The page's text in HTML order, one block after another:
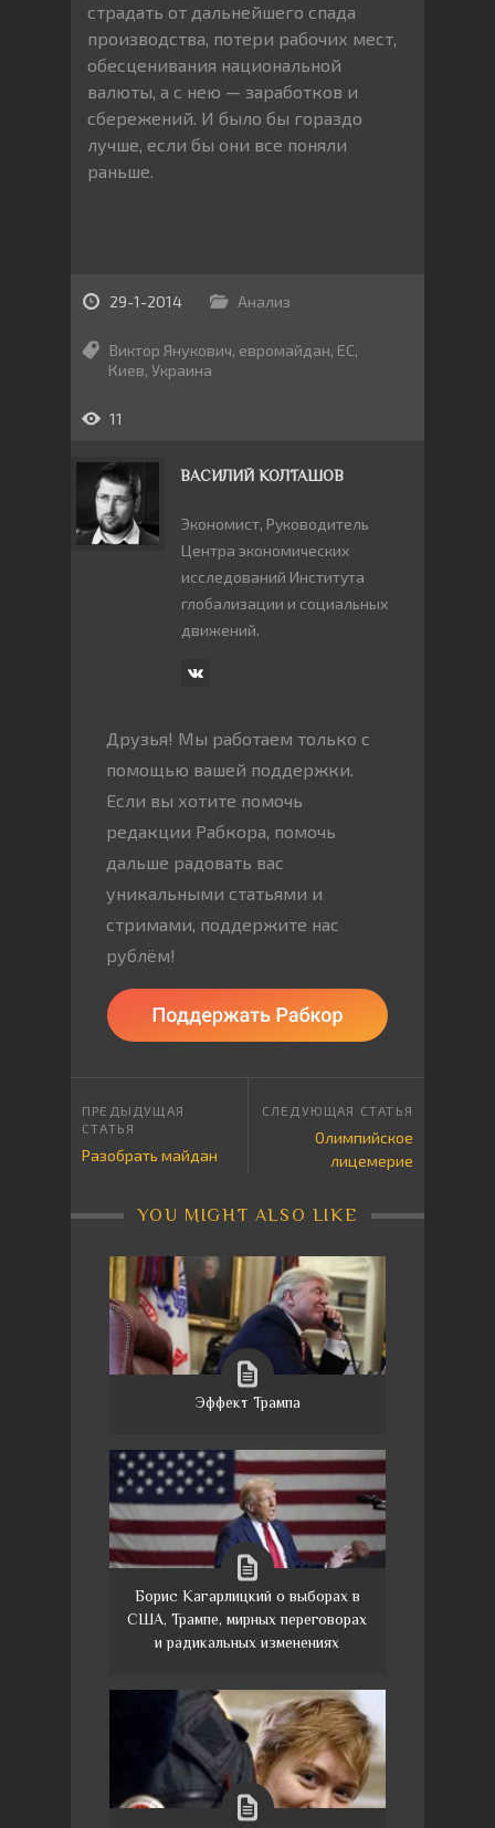
страдать от дальнейшего спада
производства, потери рабочих мест,
обесценивания национальной
валюты, а с нею — заработков и
сбережений. И было бы гораздо
лучше, если бы они все поняли
раньше.
29-1-2014 Анализ
Виктор Янукович, евромайдан, ЕС,
Киев, Украина
11
ВАСИЛИЙ КОЛТАШОВ
Экономист, Руководитель
Центра экономических
исследований Института
глобализации и социальных
движений.
Друзья! Мы работаем только с
помощью вашей поддержки.
Если вы хотите помочь
редакции Рабкора, помочь
дальше радовать вас
уникальными статьями и
стримами, поддержите нас
рублём!
Разобрать майдан
Олимпийское
лицемерие
YOU MIGHT ALSO LIKE
Эффект Трампа
Борис Кагарлицкий о выборах в
США, Трампе, мирных переговорах
и радикальных изменениях